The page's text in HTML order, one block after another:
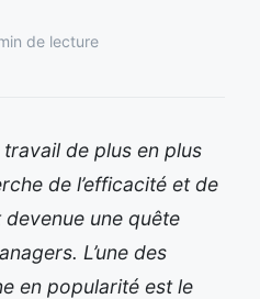
de lecture
de plus en plus
de l’efficacité et de
une quête
L’une des
en popularité est le